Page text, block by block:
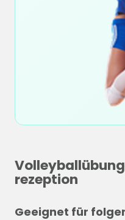
rezeption
Geeignet für